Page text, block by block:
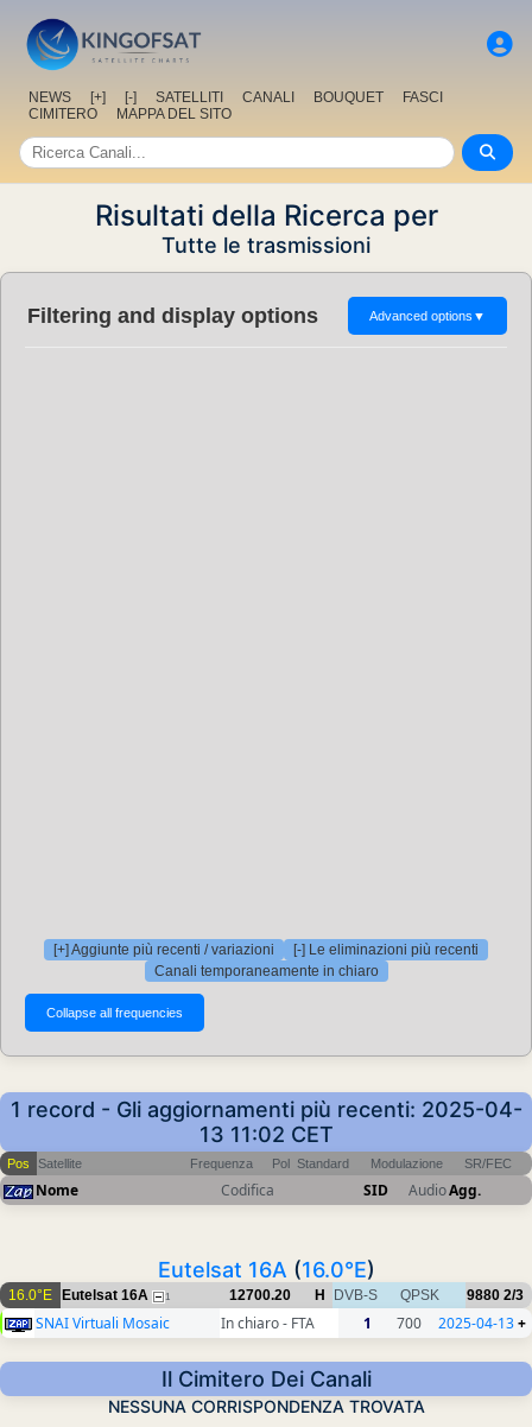
NEWS [+] [-] SATELLITI CANALI BOUQUET
FASCI
CIMITERO
MAPPA DEL SITO
Risultati della Ricerca per
Tutte le trasmissioni
Filtering and display options Advanced options ▼
[+] Aggiunte più recenti / variazioni
[-] Le eliminazioni più recenti
Canali temporaneamente in chiaro
1 record - Gli aggiornamenti più recenti: 2025-04-
13 11:02 CET
Pos Satellite Frequenza Pol Standard Modulazione SR/FEC
Nome Codifica SID AudioAgg.
Eutelsat 16A (16.0°E)
16.0°E Eutelsat 16A 1 12700.20 H DVB-S QPSK 9880 2/3
SNAI Virtuali Mosaic In chiaro - FTA 1 700 2025-04-13+
Il Cimitero Dei Canali
NESSUNA CORRISPONDENZA TROVATA